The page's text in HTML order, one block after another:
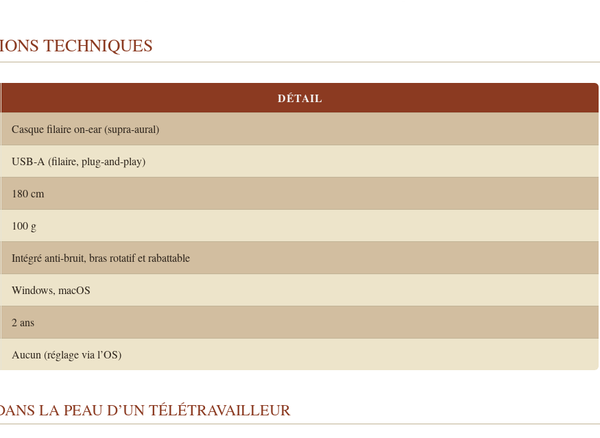
TECHNIQUES
DÉTAIL
Casque filaire on-ear (supra-aural)
USB-A (filaire, plug-and-play)
180 cm
100 g
Intégré anti-bruit, bras rotatif et rabattable
Windows, macOS
2 ans
Aucun (réglage via l’OS)
LA PEAU D’UN TÉLÉTRAVAILLEUR